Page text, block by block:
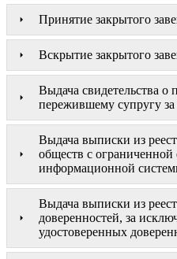
Принятие закрытого
Вскрытие закрытого
Выдача свидетельства о
пережившему супругу
Выдача выписки из
обществ с ограниченной
информационной
Выдача выписки из
доверенностей, за
удостоверенных